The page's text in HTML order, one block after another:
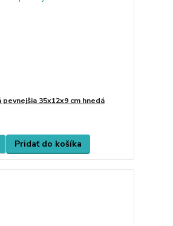
pevnejšia 35x12x9 cm hnedá
Pridať do košíka